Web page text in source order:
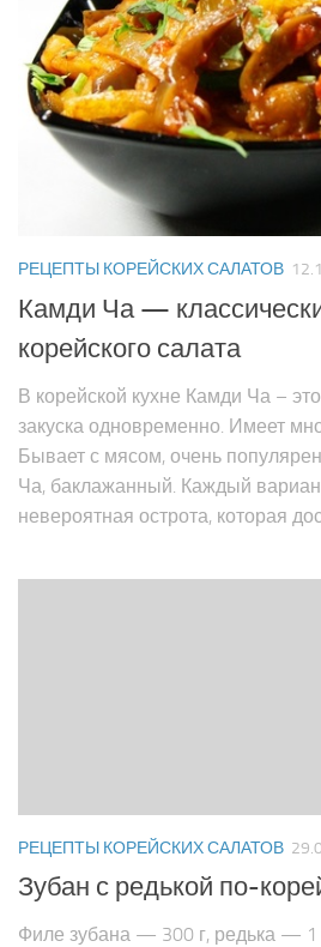
РЕЦЕПТЫ КОРЕЙСКИХ САЛАТОВ
Камди Ча —
корейского салата
В корейской кухне Камди Ча –
закуска одновременно. Имеет
Бывает с мясом, очень
Ча, баклажанный. Каждый
невероятная острота, которая
РЕЦЕПТЫ КОРЕЙСКИХ САЛАТОВ
Зубан с редькой по-
Филе зубана — 300 г, редька —